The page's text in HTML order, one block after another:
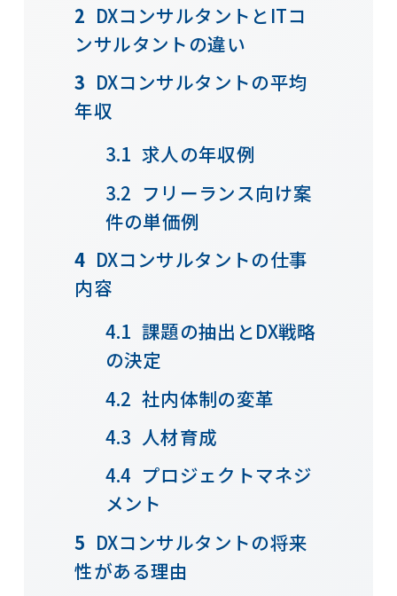
DXコンサルタントとITコ
ンサルタントの違い
DXコンサルタントの平均
年収
求人の年収例
フリーランス向け案
件の単価例
DXコンサルタントの仕事
内容
課題の抽出とDX戦略
の決定
社内体制の変革
人材育成
プロジェクトマネジ
メント
DXコンサルタントの将来
性がある理由